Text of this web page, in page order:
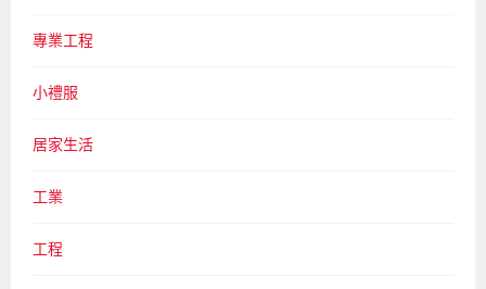
專業工程
小禮服
居家生活
工業
工程